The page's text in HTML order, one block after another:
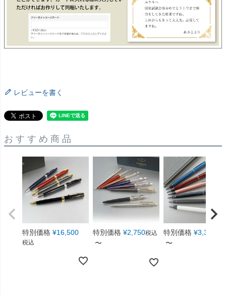
レビューを書く
おすすめ商品
特別価格 ¥16,500
税込
特別価格 ¥2,750税込
〜
特別価格 ¥3,300
〜